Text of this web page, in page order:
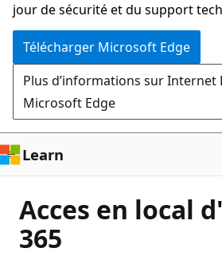
jour de sécurité et du support
Télécharger Microsoft Edge
Plus d’informations sur Internet
Microsoft Edge
Learn
Acces en local
365